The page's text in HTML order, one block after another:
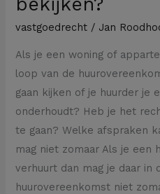
vastgoedrecht / Jan
Als je een woning of
loop van de
gaan kijken of je huurder je
onderhoudt? Heb je het
te gaan? Welke afspraken
mag niet zomaar Als je een
verhuurt dan mag je daar in
huurovereenkomst niet